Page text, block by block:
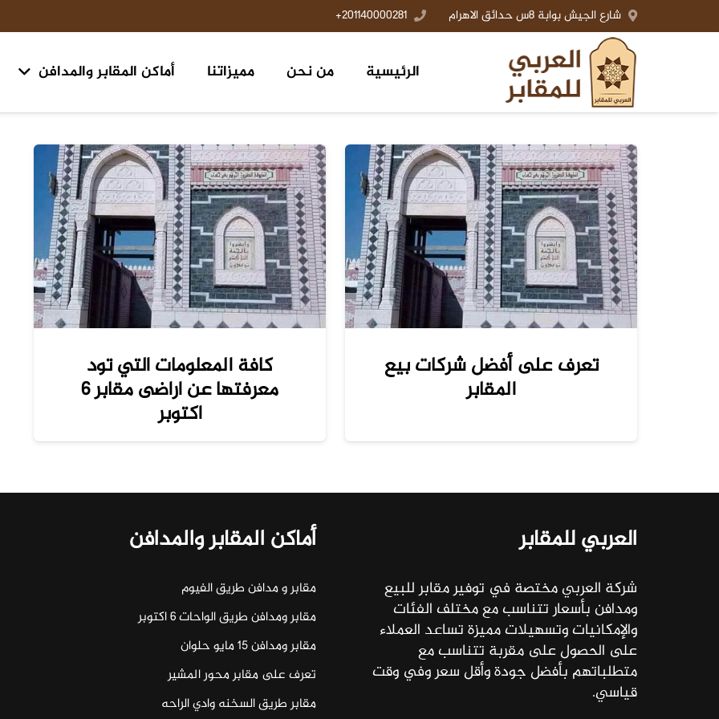
شارع الجيش بوابة 8س حدائق الاهرام 201140000281+
الرئيسية من نحن مميزاتنا أماكن المقابر والمدافن
تعرف على أفضل شركات بيع
المقابر
كافة المعلومات التي تود
معرفتها عن اراضى مقابر 6
اكتوبر
العربي للمقابر
شركة العربي مختصة في توفير مقابر للبيع
ومدافن بأسعار تتناسب مع مختلف الفئات
والإمكانيات وتسهيلات مميزة تساعد العملاء
على الحصول على مقربة تتناسب مع
متطلباتهم بأفضل جودة وأقل سعر وفي وقت
قياسي.
أماكن المقابر والمدافن
مقابر و مدافن طريق الفيوم
مقابر ومدافن طريق الواحات ٦ اكتوبر
مقابر ومدافن ١٥ مايو حلوان
تعرف على مقابر محور المشير
مقابر طريق السخنه وادي الراحه